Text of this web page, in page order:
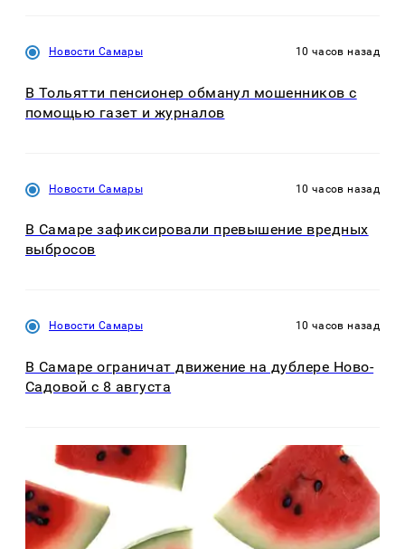
Новости Самары 10 часов назад
В Тольятти пенсионер обманул мошенников с
помощью газет и журналов
Новости Самары 10 часов назад
В Самаре зафиксировали превышение вредных
выбросов
Новости Самары 10 часов назад
В Самаре ограничат движение на дублере Ново-
Садовой с 8 августа